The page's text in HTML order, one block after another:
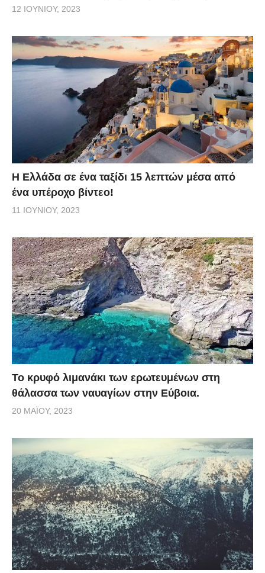
12 ΙΟΥΝΊΟΥ, 2023
Η Ελλάδα σε ένα ταξίδι 15 λεπτών μέσα από
ένα υπέροχο βίντεο!
11 ΙΟΥΝΊΟΥ, 2023
Το κρυφό λιμανάκι των ερωτευμένων στη
θάλασσα των ναυαγίων στην Εύβοια.
20 ΜΑΪ́ΟΥ, 2023